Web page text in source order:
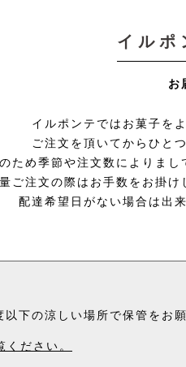
以下の涼しい場所で保管をお
ださい。